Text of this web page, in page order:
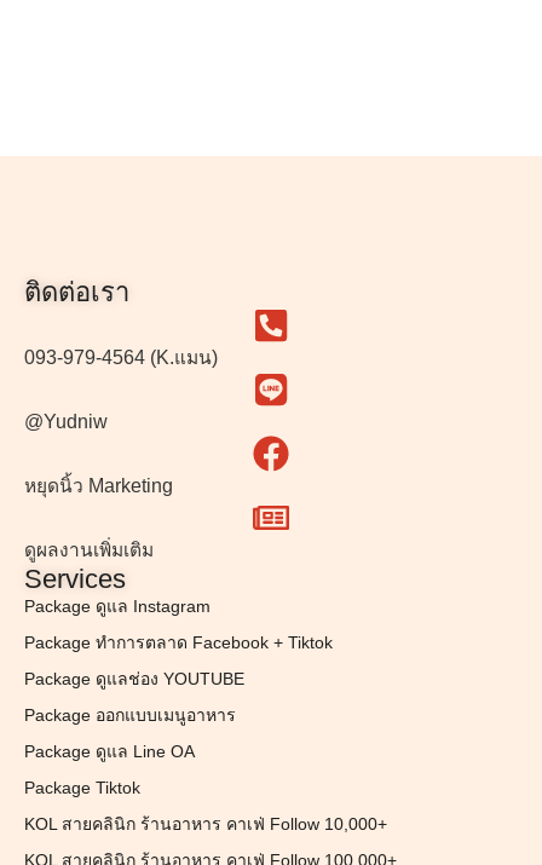
ติดต่อเรา
093-979-4564 (K.แมน)
@Yudniw
หยุดนิ้ว Marketing
ดูผลงานเพิ่มเติม
Services
Package ดูแล Instagram
Package ทำการตลาด Facebook + Tiktok
Package ดูแลช่อง YOUTUBE
Package ออกแบบเมนูอาหาร
Package ดูแล Line OA
Package Tiktok
KOL สายคลินิก ร้านอาหาร คาเฟ่ Follow 10,000+
KOL สายคลินิก ร้านอาหาร คาเฟ่ Follow 100,000+